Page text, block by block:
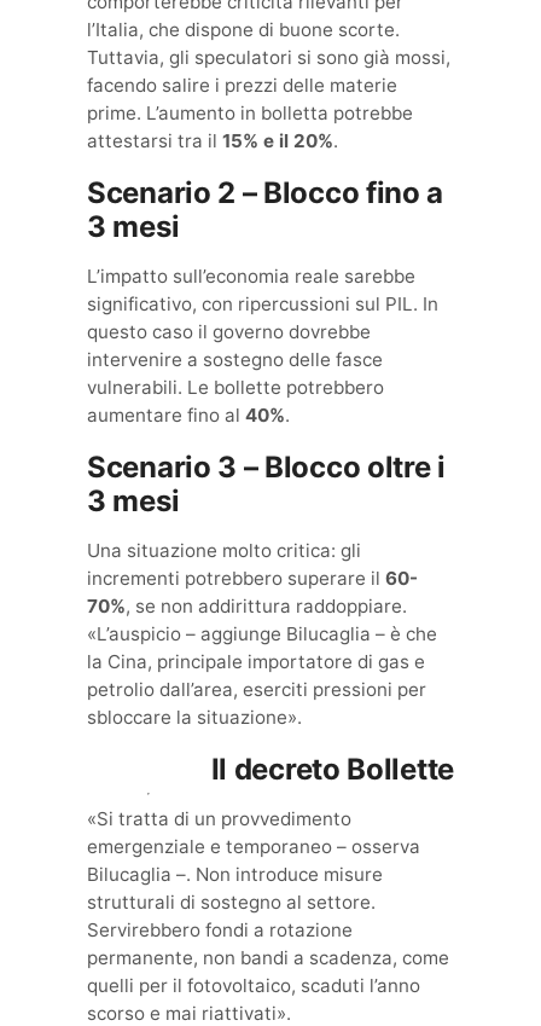
l’Italia, che dispone di buone scorte.
Tuttavia, gli speculatori si sono già mossi,
facendo salire i prezzi delle materie
prime. L’aumento in bolletta potrebbe
attestarsi tra il 15% e il 20%.
Scenario 2 – Blocco fino a
3 mesi
L’impatto sull’economia reale sarebbe
significativo, con ripercussioni sul PIL. In
questo caso il governo dovrebbe
intervenire a sostegno delle fasce
vulnerabili. Le bollette potrebbero
aumentare fino al 40%.
Scenario 3 – Blocco oltre i
3 mesi
Una situazione molto critica: gli
incrementi potrebbero superare il 60-
70%, se non addirittura raddoppiare.
«L’auspicio – aggiunge Bilucaglia – è che
la Cina, principale importatore di gas e
petrolio dall’area, eserciti pressioni per
sbloccare la situazione».
Il decreto Bollette
«Si tratta di un provvedimento
emergenziale e temporaneo – osserva
Bilucaglia –. Non introduce misure
strutturali di sostegno al settore.
Servirebbero fondi a rotazione
permanente, non bandi a scadenza, come
quelli per il fotovoltaico, scaduti l’anno
scorso e mai riattivati».